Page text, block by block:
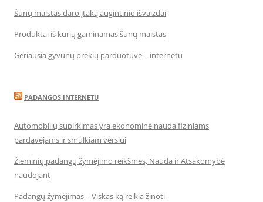
Šunų maistas daro įtaką augintinio išvaizdai
Produktai iš kurių gaminamas šunų maistas
Geriausia gyvūnų prekių parduotuvė – internetu
PADANGOS INTERNETU
Automobilių supirkimas yra ekonominė nauda fiziniams
pardavėjams ir smulkiam verslui
Žieminių padangų žymėjimo reikšmės, Nauda ir Atsakomybė
naudojant
Padangų žymėjimas – Viskas ką reikia žinoti